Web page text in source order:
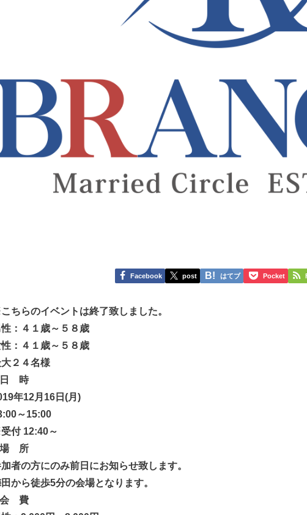
Facebook post はてブ Pocket
ちらのイベントは終了致しました。
性：４１歳～５８歳
：４１歳～５８歳
２４名様
時
年12月16日(月)
～15:00
付 12:40～
所
者の方にのみ前日にお知らせ致します。
から徒歩5分の会場となります。
費